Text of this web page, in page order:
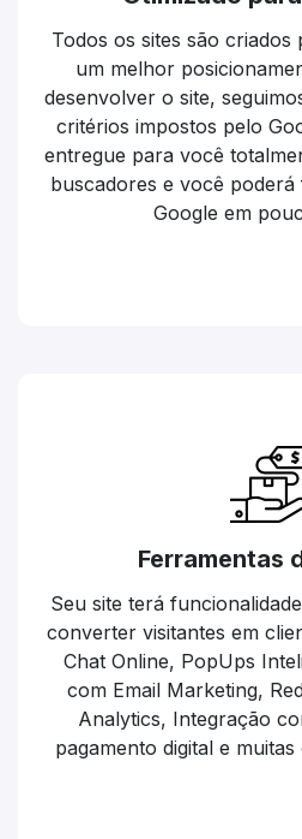
Todos os sites são
um melhor
desenvolver o site,
critérios impostos pelo
entregue para você
buscadores e você poderá
Google em
Ferramentas
Seu site terá
converter visitantes em
Chat Online, PopUps
com Email Marketing,
Analytics, Integração
pagamento digital e